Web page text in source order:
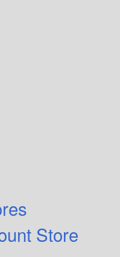
Store